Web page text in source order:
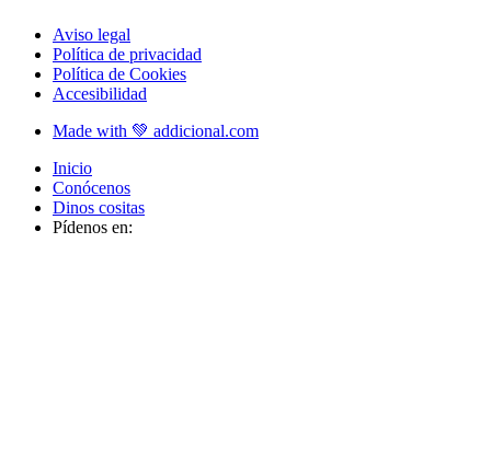
Aviso legal
Política de privacidad
Política de Cookies
Accesibilidad
Made with 💚 addicional.com
Inicio
Conócenos
Dinos cositas
Pídenos en: